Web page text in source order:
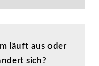
läuft aus oder
sich?